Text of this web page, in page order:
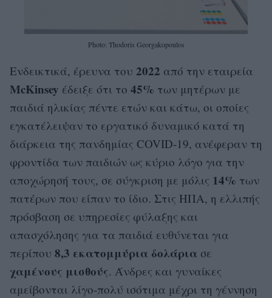
Photo: Thodoris Georgakopoulos
Ενδεικτικά, έρευνα του 2022 από την εταιρεία
McKinsey έδειξε ότι το 45% των μητέρων με
παιδιά ηλικίας πέντε ετών και κάτω, οι οποίες
εγκατέλειψαν το εργατικό δυναμικό κατά τη
διάρκεια της πανδημίας COVID-19, ανέφεραν τη
φροντίδα των παιδιών ως κύριο λόγο για την
αποχώρησή τους, σε σύγκριση με μόλις 14% των
πατέρων που είπαν το ίδιο. Στις ΗΠΑ, η ελλιπής
πρόσβαση σε υπηρεσίες φύλαξης και
απασχόλησης για τα παιδιά ευθύνεται για
περίπου 8,3 εκατομμύρια δολάρια σε
χαμένους μισθούς. Άνδρες και γυναίκες
αμείβονται λίγο-πολύ ισότιμα μέχρι τη γέννηση